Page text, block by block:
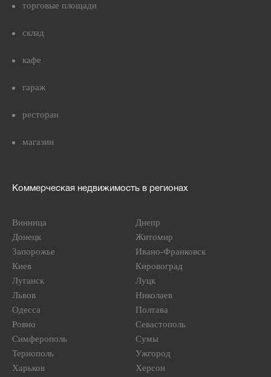
торговые площади
склад
кафе
гараж
ресторан
магазин
Коммерческая недвижимость в регионах
Винница
Днепр
Донецк
Житомир
Запорожье
Ивано-Франковск
Киев
Кировоград
Луганск
Луцк
Львов
Николаев
Одесса
Полтава
Ровно
Севастополь
Симферополь
Сумы
Тернополь
Ужгород
Харьков
Херсон